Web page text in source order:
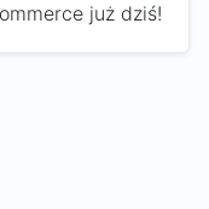
już dziś!